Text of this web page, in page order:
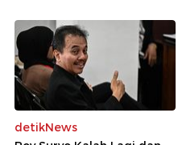
detikNews